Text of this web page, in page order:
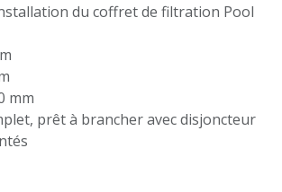
du coffret de filtration Pool
mm
prêt à brancher avec disjoncteur